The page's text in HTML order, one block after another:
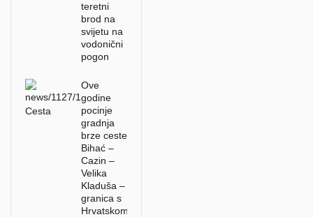
teretni
brod na
svijetu na
vodonični
pogon
Ove
godine
pocinje
gradnja
brze ceste
Bihać –
Cazin –
Velika
Kladuša –
granica s
Hrvatskom